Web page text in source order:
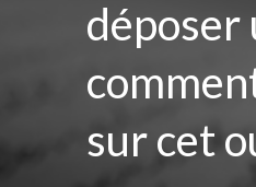
déposer
sur cet